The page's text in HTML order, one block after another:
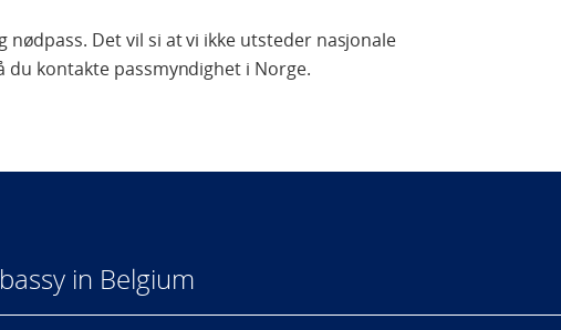
nødpass. Det vil si at vi ikke utsteder nasjonale
du kontakte passmyndighet i Norge.
in Belgium